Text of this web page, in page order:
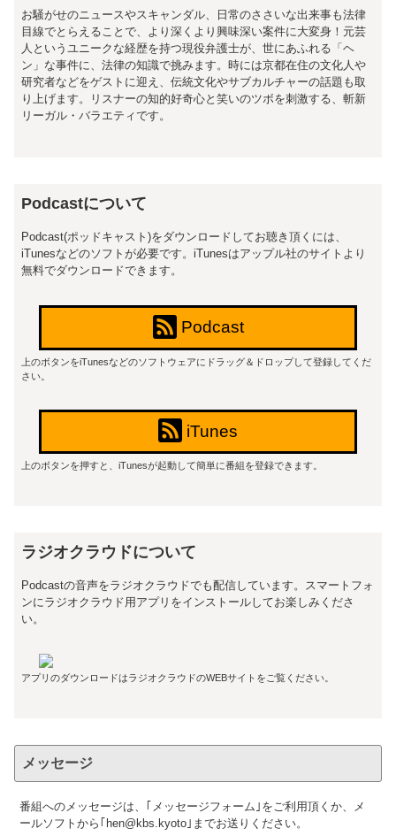
お騒がせのニュースやスキャンダル、日常のささいな出来事も法律
目線でとらえることで、より深くより興味深い案件に大変身！元芸
人というユニークな経歴を持つ現役弁護士が、世にあふれる「ヘ
ン」な事件に、法律の知識で挑みます。時には京都在住の文化人や
研究者などをゲストに迎え、伝統文化やサブカルチャーの話題も取
り上げます。リスナーの知的好奇心と笑いのツボを刺激する、斬新
リーガル・バラエティです。
Podcastについて
Podcast(ポッドキャスト)をダウンロードしてお聴き頂くには、
iTunesなどのソフトが必要です。iTunesはアップル社のサイトより
無料でダウンロードできます。
Podcast
上のボタンをiTunesなどのソフトウェアにドラッグ＆ドロップして登録してくだ
さい。
iTunes
上のボタンを押すと、iTunesが起動して簡単に番組を登録できます。
ラジオクラウドについて
Podcastの音声をラジオクラウドでも配信しています。スマートフォ
ンにラジオクラウド用アプリをインストールしてお楽しみくださ
い。
アプリのダウンロードはラジオクラウドのWEBサイトをご覧ください。
メッセージ
番組へのメッセージは、｢メッセージフォーム｣をご利用頂くか、メ
ールソフトから｢hen@kbs.kyoto｣までお送りください。